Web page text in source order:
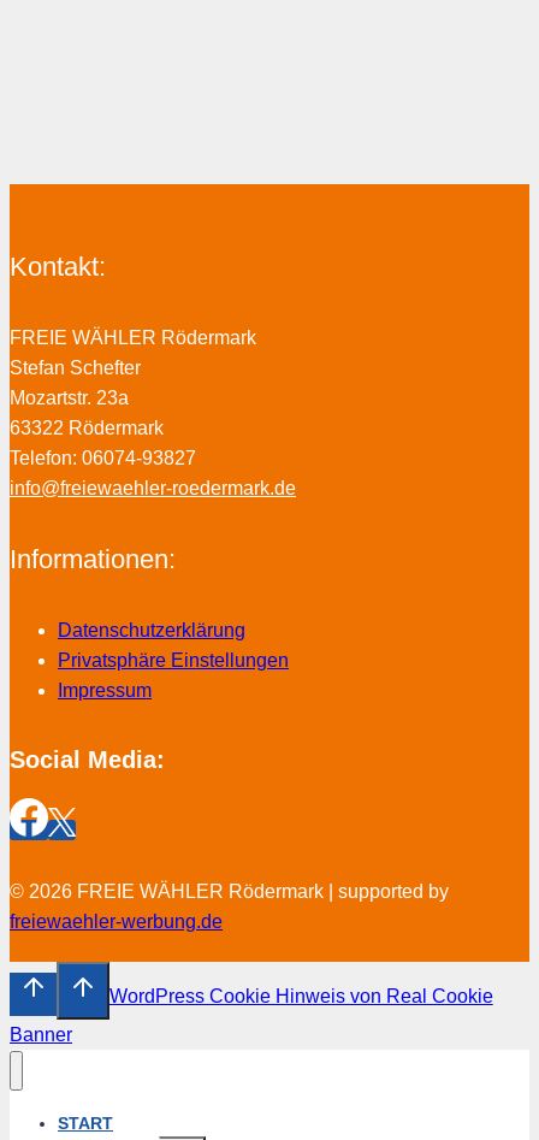
Kontakt:
FREIE WÄHLER Rödermark
Stefan Schefter
Mozartstr. 23a
63322 Rödermark
Telefon: 06074-93827
info@freiewaehler-roedermark.de
Informationen:
Datenschutzerklärung
Privatsphäre Einstellungen
Impressum
Social Media:
© 2026 FREIE WÄHLER Rödermark | supported by
freiewaehler-werbung.de
WordPress Cookie Hinweis von Real Cookie
Banner
START